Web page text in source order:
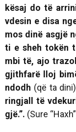
kësaj do të
vdesin e disa
mos dinë asgjë
ti e sheh tokën
mbi të, ajo
gjithfarë lloj
ndodh (që ta dini)
ringjall të
gjë.”. (Sure